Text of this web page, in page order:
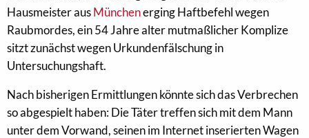
Hausmeister ausMünchenerging Haftbefehl wegen
Raubmordes, ein 54 Jahre alter mutmaßlicher Komplize
sitzt zunächst wegen Urkundenfälschung in
Untersuchungshaft.
Nach bisherigen Ermittlungen könnte sich das Verbrechen
so abgespielt haben: Die Täter treffen sich mit dem Mann
unter dem Vorwand, seinen im Internet inserierten Wagen